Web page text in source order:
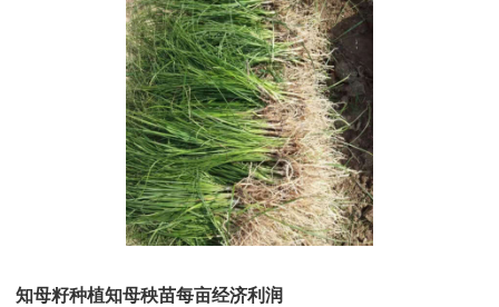
知母籽种植知母秧苗每亩经济利润